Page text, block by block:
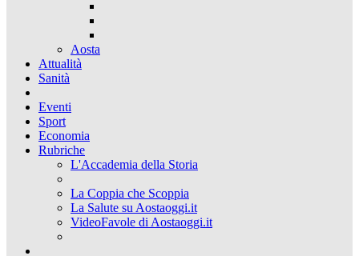
Aosta
Attualità
Sanità
Eventi
Sport
Economia
Rubriche
L'Accademia della Storia
La Coppia che Scoppia
La Salute su Aostaoggi.it
VideoFavole di Aostaoggi.it